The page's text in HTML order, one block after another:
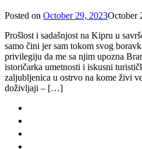
Posted on October 29, 2023October
Prošlost i sadašnjost na Kipru u
samo čini jer sam tokom svog
privilegiju da me sa njim upozna
istoričarka umetnosti i iskusni
zaljubljenica u ostrvo na kome živi
doživljaji – […]